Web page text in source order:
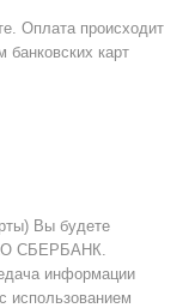
Оплата происходит
карт
Вы будете
СБЕРБАНК.
информации
использованием